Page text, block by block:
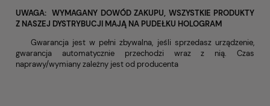
UWAGA: WYMAGANY DOWÓD ZAKUPU, WSZYSTKIE PRODUKTY
Z NASZEJ DYSTRYBUCJI MAJĄ NA PUDEŁKU HOLOGRAM
Gwarancja jest w pełni zbywalna, jeśli sprzedasz urządzenie,
gwarancja automatycznie przechodzi wraz z nią. Czas
naprawy/wymiany zależny jest od producenta